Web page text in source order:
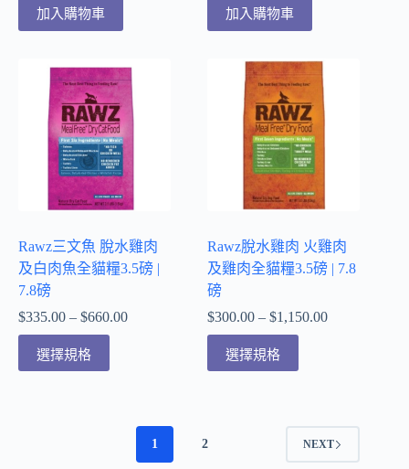
加入購物車 加入購物車
Rawz三文魚 脫水雞肉
及白肉魚全貓糧3.5磅 |
7.8磅
$335.00 – $660.00
選擇規格
Rawz脫水雞肉 火雞肉
及雞肉全貓糧3.5磅 | 7.8
磅
$300.00 –$1,150.00
選擇規格
1 2 NEXT